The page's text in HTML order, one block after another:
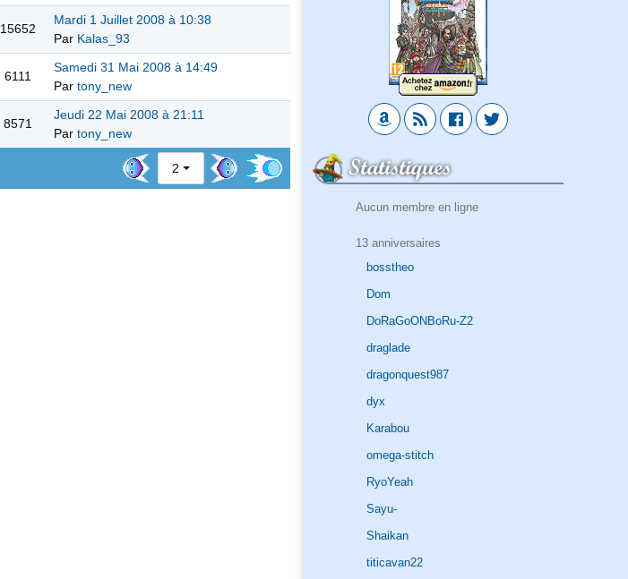
Statistiques
Aucun membre en ligne
13 anniversaires
bosstheo
Dom
DoRaGoONBoRu-Z2
draglade
dragonquest987
dyx
Karabou
omega-stitch
RyoYeah
Sayu-
Shaikan
titicavan22
15652
Mardi 1 Juillet 2008 à 10:38
Par Kalas_93
6111
Samedi 31 Mai 2008 à 14:49
Par tony_new
8571
Jeudi 22 Mai 2008 à 21:11
Par tony_new
2